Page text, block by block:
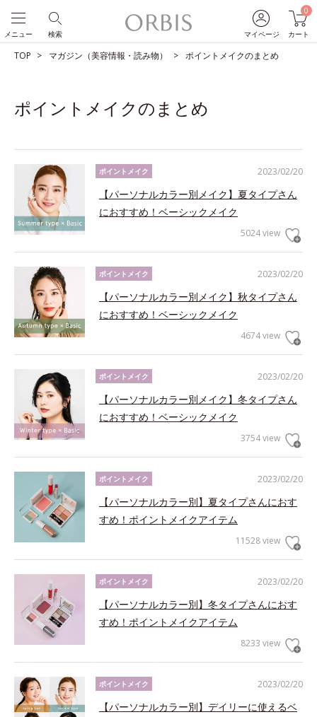
マイページ
0
カート
検索
メニュー
TOP マガジン（美容情報・読み物） ポイントメイクのまとめ
ポイントメイクのまとめ
2023/02/20
ポイントメイク
【パーソナルカラー別メイク】夏タイプさん
におすすめ！ベーシックメイク
5024 view
2023/02/20
ポイントメイク
【パーソナルカラー別メイク】秋タイプさん
におすすめ！ベーシックメイク
4674 view
2023/02/20
ポイントメイク
【パーソナルカラー別メイク】冬タイプさん
におすすめ！ベーシックメイク
3754 view
2023/02/20
ポイントメイク
【パーソナルカラー別】夏タイプさんにおす
すめ！ポイントメイクアイテム
11528 view
2023/02/20
ポイントメイク
【パーソナルカラー別】冬タイプさんにおす
すめ！ポイントメイクアイテム
8233 view
2023/02/20
ポイントメイク
【パーソナルカラー別】デイリーに使えるベ